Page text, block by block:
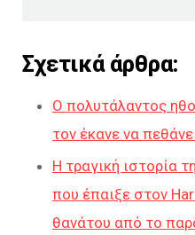
Σχετικά άρθρα:
Ο πολυτάλαντος
τον έκανε να
Η τραγική ιστορία
που έπαιξε στον
θανάτου από το